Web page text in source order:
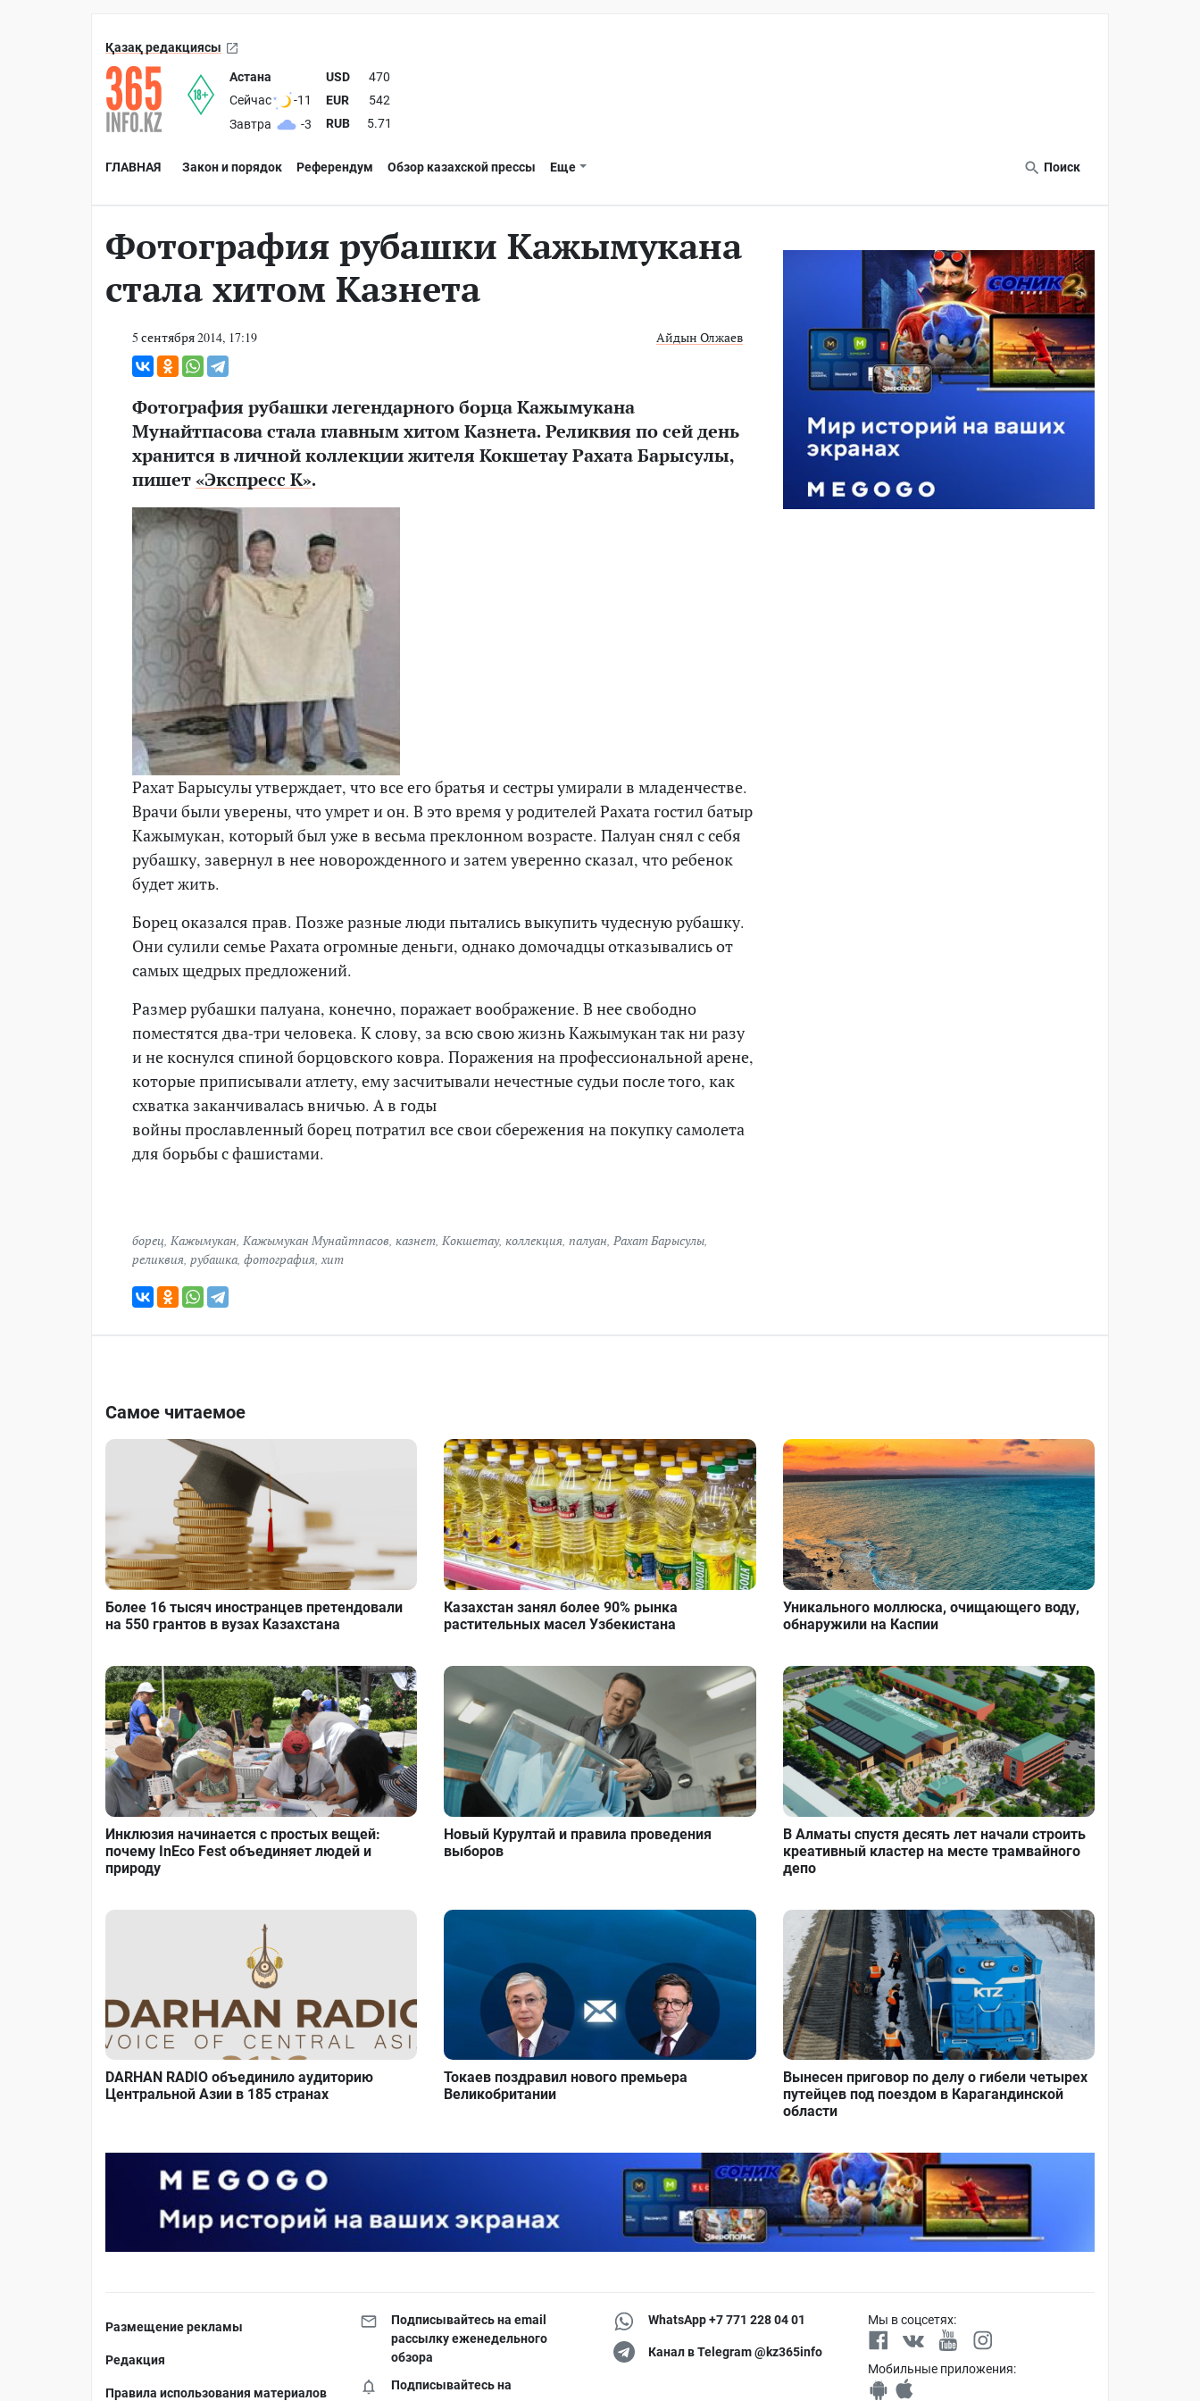
Қазақ редакциясы
Астана
Сейчас
-11
Завтра
-3
USD
470
EUR
542
RUB
5.71
ГЛАВНАЯ Закон и порядок Референдум Обзор казахской прессы Еще Поиск
Фотография рубашки Кажымукана
стала хитом Казнета
5 сентября 2014, 17:19 Айдын Олжаев
Фотография рубашки легендарного борца Кажымукана
Мунайтпасова стала главным хитом Казнета. Реликвия по сей день
хранится в личной коллекции жителя Кокшетау Рахата Барысулы,
пишет«Экспресс К».
Рахат Барысулы утверждает, что все его братья и сестры умирали в младенчестве.
Врачи были уверены, что умрет и он. В это время у родителей Рахата гостил батыр
Кажымукан, который был уже в весьма преклонном возрасте. Палуан снял с себя
рубашку, завернул в нее новорожденного и затем уверенно сказал, что ребенок
будет жить.
Борец оказался прав. Позже разные люди пытались выкупить чудесную рубашку.
Они сулили семье Рахата огромные деньги, однако домочадцы отказывались от
самых щедрых предложений.
Размер рубашки палуана, конечно, поражает воображение. В нее свободно
поместятся два-три человека. К слову, за всю свою жизнь Кажымукан так ни разу
и не коснулся спиной борцовского ковра. Поражения на профессиональной арене,
которые приписывали атлету, ему засчитывали нечестные судьи после того, как
схватка заканчивалась вничью. А в годы
войны прославленный борец потратил все свои сбережения на покупку самолета
для борьбы с фашистами.
борец, Кажымукан, Кажымукан Мунайтпасов, казнет, Кокшетау, коллекция, палуан, Рахат Барысулы,
реликвия, рубашка, фотография, хит
Самое читаемое
Более 16 тысяч иностранцев претендовали
на 550 грантов в вузах Казахстана
Казахстан занял более 90% рынка
растительных масел Узбекистана
Уникального моллюска, очищающего воду,
обнаружили на Каспии
Инклюзия начинается с простых вещей:
почему InEco Fest объединяет людей и
природу
Новый Курултай и правила проведения
выборов
В Алматы спустя десять лет начали строить
креативный кластер на месте трамвайного
депо
DARHAN RADIO объединило аудиторию
Центральной Азии в 185 странах
Токаев поздравил нового премьера
Великобритании
Вынесен приговор по делу о гибели четырех
путейцев под поездом в Карагандинской
области
Размещение рекламы
Редакция
Правила использования материалов
Подписывайтесь на email
рассылку еженедельного
обзора
Подписывайтесь на
WhatsApp +7 771 228 04 01
Канал в Telegram @kz365info
Мы в соцсетях:
Мобильные приложения: